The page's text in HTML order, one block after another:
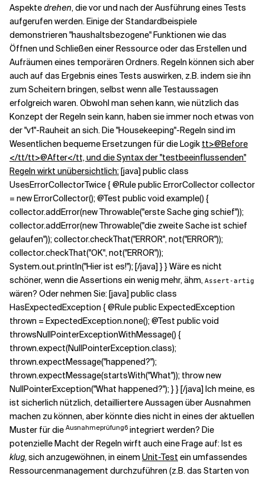
Aspektedrehen, die vor und nach der Ausführung eines Tests
aufgerufen werden. Einige der Standardbeispiele
demonstrieren "haushaltsbezogene" Funktionen wie das
Öffnen und Schließen einer Ressource oder das Erstellen und
Aufräumen eines temporären Ordners. Regeln können sich aber
auch auf das Ergebnis eines Tests auswirken, z.B. indem sie ihn
zum Scheitern bringen, selbst wenn alle Testaussagen
erfolgreich waren. Obwohl man sehen kann, wie nützlich das
Konzept der Regeln sein kann, haben sie immer noch etwas von
der "v1"-Rauheit an sich. Die "Housekeeping"-Regeln sind im
Wesentlichen bequeme Ersetzungen für die Logik tt>@Before
</tt/tt>@After</tt, und die Syntax der "testbeeinflussenden"
Regeln wirkt unübersichtlich:[java] public class
UsesErrorCollectorTwice { @Rule public ErrorCollector collector
= new ErrorCollector(); @Test public void example() {
collector.addError(new Throwable("erste Sache ging schief"));
collector.addError(new Throwable("die zweite Sache ist schief
gelaufen")); collector.checkThat("ERROR", not("ERROR"));
collector.checkThat("OK", not("ERROR"));
System.out.println("Hier ist es!"); [/java] } } Wäre es nicht
schöner, wenn die Assertions ein wenig mehr, ähm, Assert-artig
wären? Oder nehmen Sie: [java] public class
HasExpectedException { @Rule public ExpectedException
thrown = ExpectedException.none(); @Test public void
throwsNullPointerExceptionWithMessage() {
thrown.expect(NullPointerException.class);
thrown.expectMessage("happened?");
thrown.expectMessage(startsWith("What")); throw new
NullPointerException("What happened?"); } } [/java] Ich meine, es
ist sicherlich nützlich, detailliertere Aussagen über Ausnahmen
machen zu können, aber könnte dies nicht in eines der aktuellen
Muster für die Ausnahmeprüfung6 integriert werden? Die
potenzielle Macht der Regeln wirft auch eine Frage auf: Ist es
klug, sich anzugewöhnen, in einem Unit-Test ein umfassendes
Ressourcenmanagement durchzuführen (z.B. das Starten von